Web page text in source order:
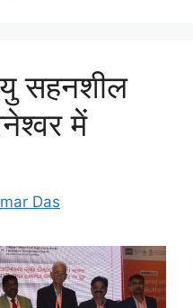
सहनशील
में
Das